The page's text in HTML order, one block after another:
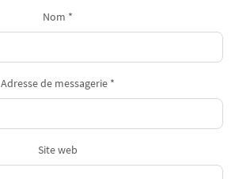
Nom *
Adresse de messagerie *
Site web